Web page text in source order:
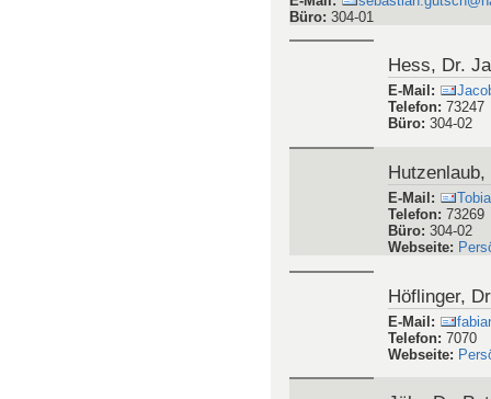
Greiner, Dr.
Telefon
:67479
Büro:103-03-
Während des
Gutsch, Dr. Sebastian
Hess, Dr.
E-Mail:
Telefon :73247
Büro:304-02